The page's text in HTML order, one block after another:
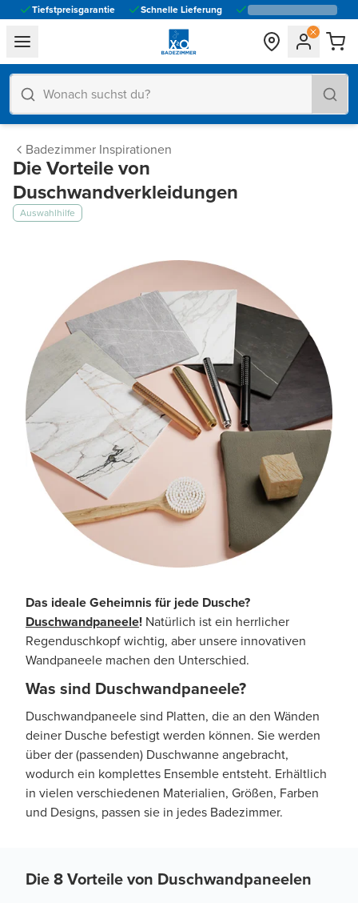
Tiefstpreisgarantie Schnelle Lieferung
general.navigation.toggle_menu.label
Badezimmer Inspirationen
Die Vorteile von
Duschwandverkleidungen
Auswahlhilfe
Das ideale Geheimnis für jede Dusche?
Duschwandpaneele! Natürlich ist ein herrlicher
Regenduschkopf wichtig, aber unsere innovativen
Wandpaneele machen den Unterschied.
Was sind Duschwandpaneele?
Duschwandpaneele sind Platten, die an den Wänden
deiner Dusche befestigt werden können. Sie werden
über der (passenden) Duschwanne angebracht,
wodurch ein komplettes Ensemble entsteht. Erhältlich
in vielen verschiedenen Materialien, Größen, Farben
und Designs, passen sie in jedes Badezimmer.
Die 8 Vorteile von Duschwandpaneelen